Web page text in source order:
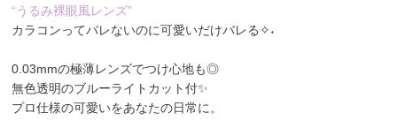
“うるみ裸眼風レンズ”
カラコンってバレないのに可愛いだけバレる✧˖
0.03mmの極薄レンズでつけ心地も◎
無色透明のブルーライトカット付✨
プロ仕様の可愛いをあなたの日常に。